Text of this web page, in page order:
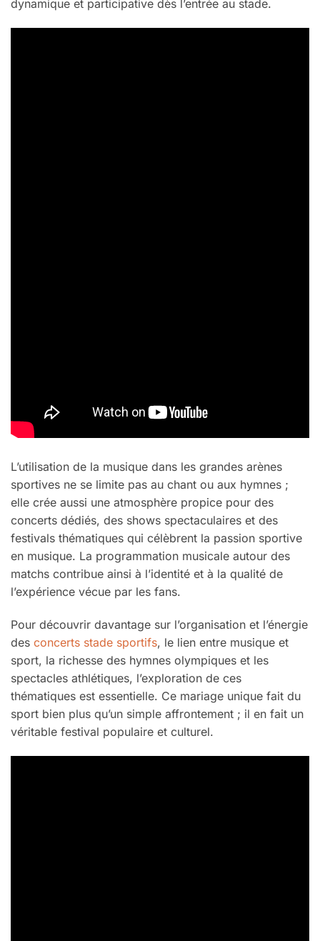
dynamique et participative dès l’entrée au stade.
L’utilisation de la musique dans les grandes arènes
sportives ne se limite pas au chant ou aux hymnes ;
elle crée aussi une atmosphère propice pour des
concerts dédiés, des shows spectaculaires et des
festivals thématiques qui célèbrent la passion sportive
en musique. La programmation musicale autour des
matchs contribue ainsi à l’identité et à la qualité de
l’expérience vécue par les fans.
Pour découvrir davantage sur l’organisation et l’énergie
des concerts stade sportifs, le lien entre musique et
sport, la richesse des hymnes olympiques et les
spectacles athlétiques, l’exploration de ces
thématiques est essentielle. Ce mariage unique fait du
sport bien plus qu’un simple affrontement ; il en fait un
véritable festival populaire et culturel.